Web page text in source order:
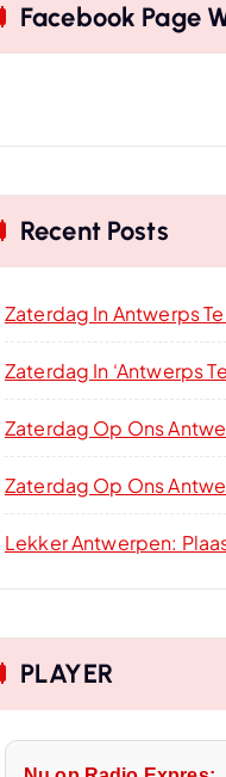
Facebook Page
Recent Posts
Zaterdag In Antwerps
Zaterdag In ‘Antwerps
Zaterdag Op Ons
Zaterdag Op Ons
Lekker Antwerpen:
PLAYER